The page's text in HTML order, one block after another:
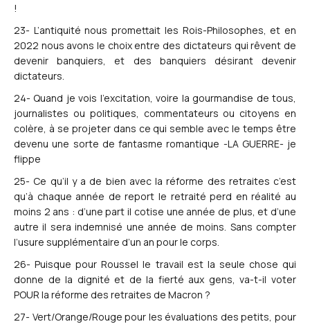
!
23- L’antiquité nous promettait les Rois-Philosophes, et en
2022 nous avons le choix entre des dictateurs qui rêvent de
devenir banquiers, et des banquiers désirant devenir
dictateurs.
24- Quand je vois l’excitation, voire la gourmandise de tous,
journalistes ou politiques, commentateurs ou citoyens en
colère, à se projeter dans ce qui semble avec le temps être
devenu une sorte de fantasme romantique -LA GUERRE- je
flippe
25- Ce qu’il y a de bien avec la réforme des retraites c’est
qu’à chaque année de report le retraité perd en réalité au
moins 2 ans : d’une part il cotise une année de plus, et d’une
autre il sera indemnisé une année de moins. Sans compter
l’usure supplémentaire d’un an pour le corps.
26- Puisque pour Roussel le travail est la seule chose qui
donne de la dignité et de la fierté aux gens, va-t-il voter
POUR la réforme des retraites de Macron ?
27- Vert/Orange/Rouge pour les évaluations des petits, pour